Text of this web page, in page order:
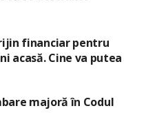
financiar pentru
acasă. Cine va putea
majoră în Codul